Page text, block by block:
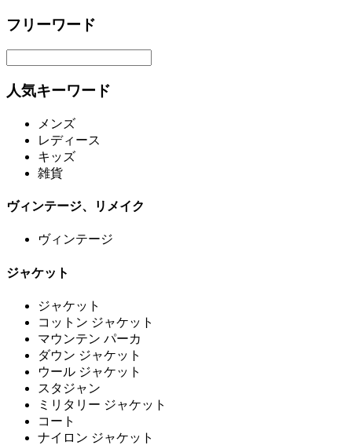
フリーワード
人気キーワード
メンズ
レディース
キッズ
雑貨
ヴィンテージ、リメイク
ヴィンテージ
ジャケット
ジャケット
コットン ジャケット
マウンテン パーカ
ダウン ジャケット
ウール ジャケット
スタジャン
ミリタリー ジャケット
コート
ナイロン ジャケット